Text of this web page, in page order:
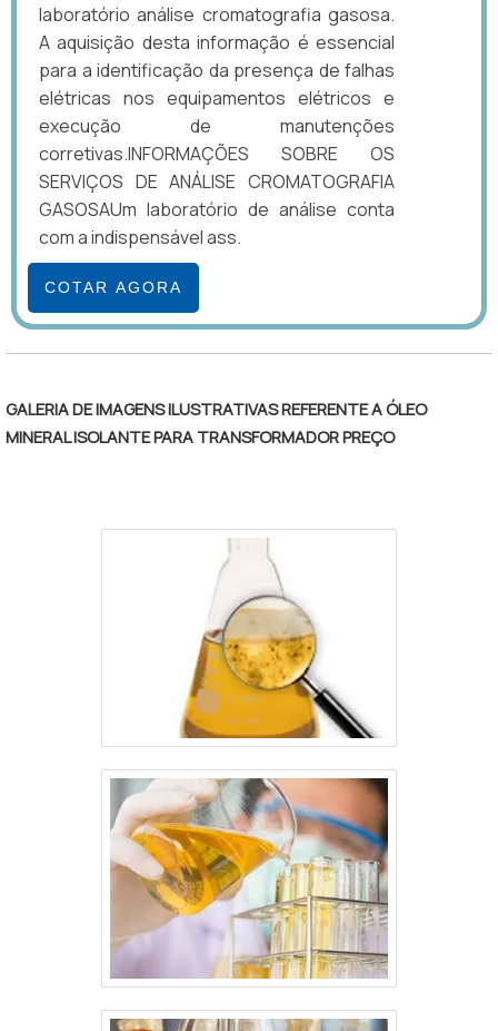
laboratório análise cromatografia gasosa.
A aquisição desta informação é essencial
para a identificação da presença de falhas
elétricas nos equipamentos elétricos e
execução de manutenções
corretivas.INFORMAÇÕES SOBRE OS
SERVIÇOS DE ANÁLISE CROMATOGRAFIA
GASOSAUm laboratório de análise conta
com a indispensável ass.
COTAR AGORA
GALERIA DE IMAGENS ILUSTRATIVAS REFERENTE A ÓLEO
MINERAL ISOLANTE PARA TRANSFORMADOR PREÇO